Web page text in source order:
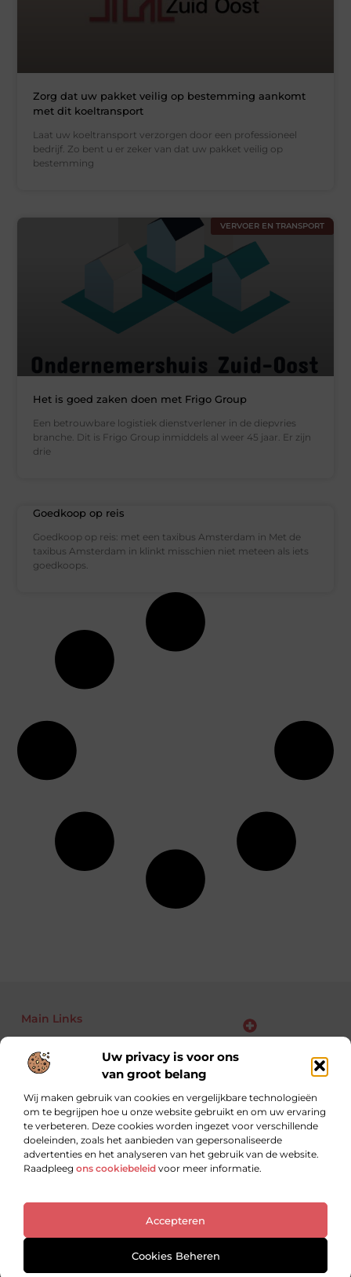
Uw privacy is voor ons
van groot belang
Wij maken gebruik van cookies en vergelijkbare technologieën
om te begrijpen hoe u onze website gebruikt en om uw ervaring
te verbeteren. Deze cookies worden ingezet voor verschillende
doeleinden, zoals het aanbieden van gepersonaliseerde
advertenties en het analyseren van het gebruik van de website.
Raadpleeg ons cookiebeleid voor meer informatie.
Accepteren
Cookies Beheren
Zorg dat uw pakket veilig op bestemming aankomt
met dit koeltransport
Laat uw koeltransport verzorgen door een professioneel
bedrijf. Zo bent u er zeker van dat uw pakket veilig op
bestemming
VERVOER EN TRANSPORT
Het is goed zaken doen met Frigo Group
Een betrouwbare logistiek dienstverlener in de diepvries
branche. Dit is Frigo Group inmiddels al weer 45 jaar. Er zijn
drie
Goedkoop op reis
Goedkoop op reis: met een taxibus Amsterdam in Met de
taxibus Amsterdam in klinkt misschien niet meteen als iets
goedkoops.
Main Links
Altijd op zoek naar nieuwe inzichten.
Lees, leer en ontdek met blogs over uiteenlopende
onderwerpen.
www.ondernemershuiszuidoost.nl